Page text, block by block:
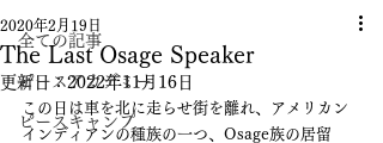
全ての記事
ピースアカデミー
ピースキャンプ
The Last Osage Speaker
2020年2月19日
更新日：2022年11月16日
この日は車を北に走らせ街を離れ、アメリカン
インディアンの種族の一つ、Osage族の居留